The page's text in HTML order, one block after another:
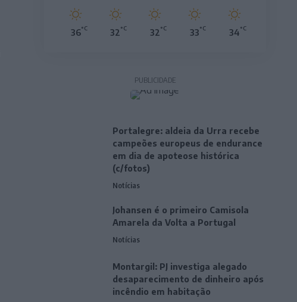
36°C 32°C 32°C 33°C 34°C
PUBLICIDADE
Portalegre: aldeia da Urra recebe
campeões europeus de endurance
em dia de apoteose histórica
(c/fotos)
Notícias
Johansen é o primeiro Camisola
Amarela da Volta a Portugal
Notícias
Montargil: PJ investiga alegado
desaparecimento de dinheiro após
incêndio em habitação